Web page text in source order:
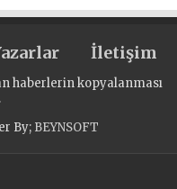
İletişim
haberlerin kopyalanması
By; BEYNSOFT